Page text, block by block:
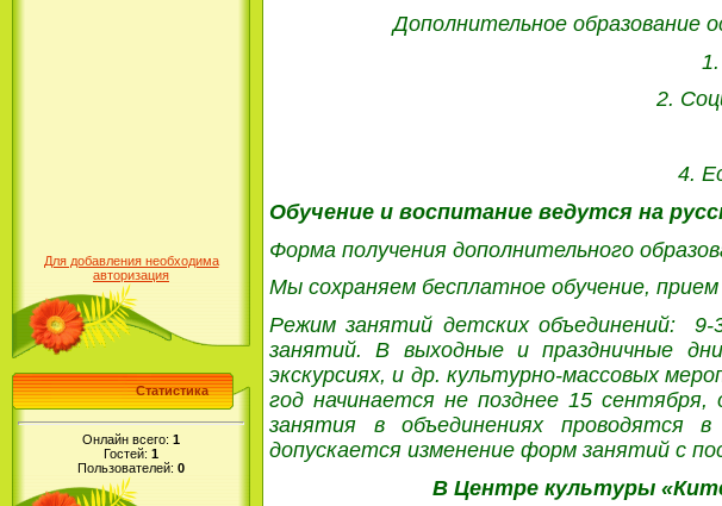
Для добавления необходима
авторизация
Статистика
Онлайн всего: 1
Гостей: 1
Пользователей: 0
Дополнительное образование
2.
4.
Обучение и воспитание ведутся на
Форма получения дополнительного
Мы сохраняем бесплатное обучение,
Режим занятий детских объединений:
занятий. В выходные и праздничные
экскурсиях, и др. культурно-массовых
год начинается не позднее 15 сентября,
занятия в объединениях проводятся
допускается изменение форм занятий с
В Центре культуры